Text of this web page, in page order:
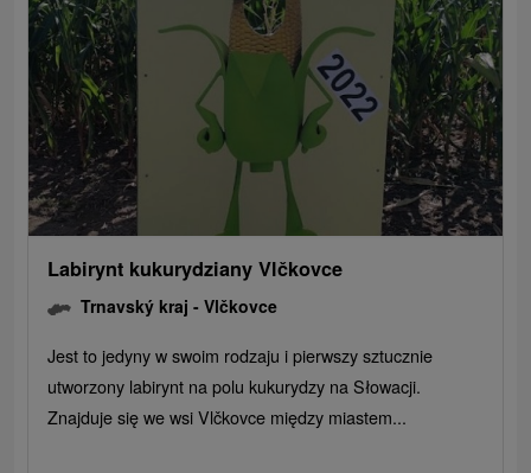
Labirynt kukurydziany Vlčkovce
Trnavský kraj -Vlčkovce
Jest to jedyny w swoim rodzaju i pierwszy sztucznie
utworzony labirynt na polu kukurydzy na Słowacji.
Znajduje się we wsi Vlčkovce między miastem...